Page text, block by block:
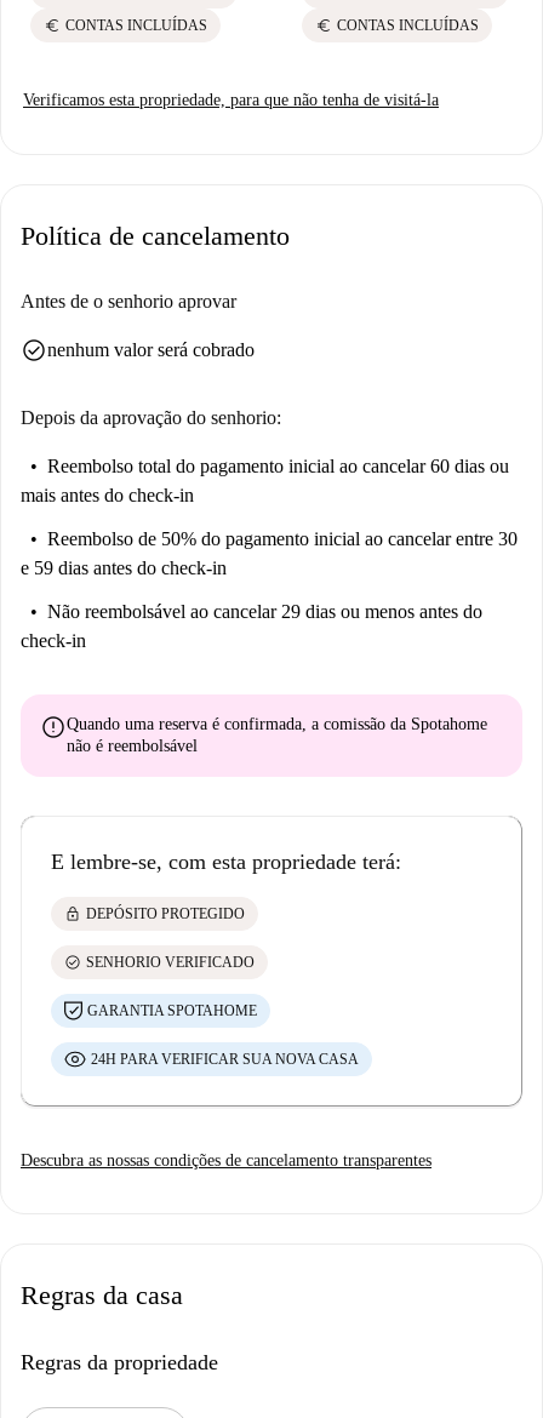
euro CONTAS INCLUÍDAS
euro CONTAS INCLUÍDAS
Verificamos esta propriedade, para que não tenha de visitá-la
Política de cancelamento
Antes de o senhorio aprovar
check_circlenenhum valor será cobrado
Depois da aprovação do senhorio:
Reembolso total do pagamento inicial ao cancelar 60 dias ou
mais antes do check-in
Reembolso de 50% do pagamento inicial ao cancelar entre 30
e 59 dias antes do check-in
Não reembolsável ao cancelar 29 dias ou menos antes do
check-in
errorQuando uma reserva é confirmada, a comissão da Spotahome
não é reembolsável
E lembre-se, com esta propriedade terá:
lock DEPÓSITO PROTEGIDO
check_circle SENHORIO VERIFICADO
GARANTIA SPOTAHOME
24H PARA VERIFICAR SUA NOVA CASA
Descubra as nossas condições de cancelamento transparentes
Regras da casa
Regras da propriedade